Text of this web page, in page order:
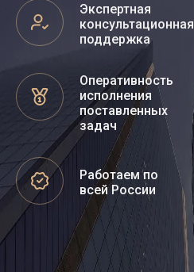
Экспертная
консультационная
поддержка
Оперативность
исполнения
поставленных
задач
Работаем по
всей России